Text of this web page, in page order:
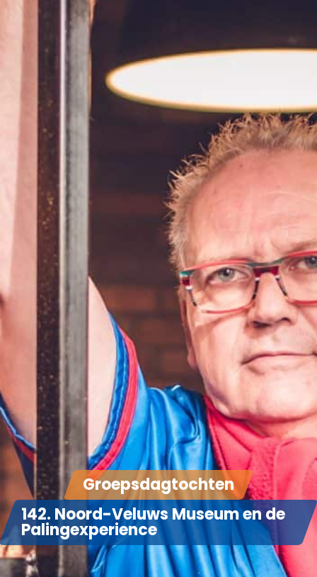
Groepsdagtochten
142. Noord-Veluws Museum en de
Palingexperience